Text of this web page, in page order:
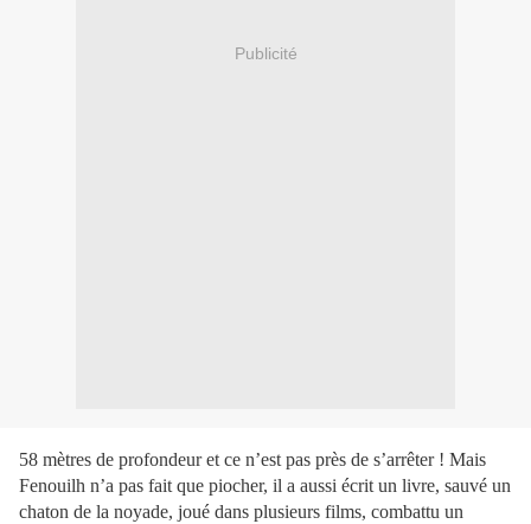
Publicité
58 mètres de profondeur et ce n’est pas près de s’arrêter ! Mais
Fenouilh n’a pas fait que piocher, il a aussi écrit un livre, sauvé un
chaton de la noyade, joué dans plusieurs films, combattu un